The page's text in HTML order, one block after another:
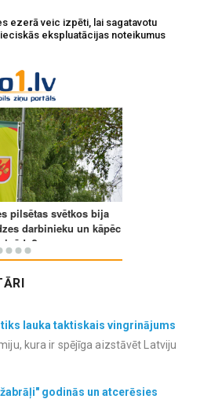
ezerā veic izpēti, lai sagatavotu
ekspluatācijas noteikumus
lauka taktiskais vingrinājums
kura ir spējīga aizstāvēt Latviju
godinās un atcerēsies